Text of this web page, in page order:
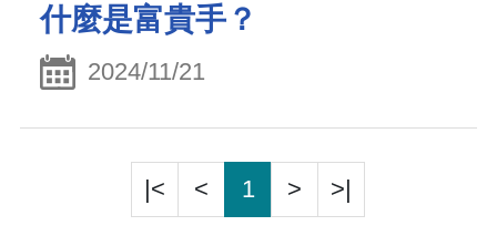
什麼是富貴手？
2024/11/21
|< < 1 > >|